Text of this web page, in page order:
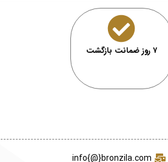
۷ روز ضمانت بازگشت
info{@}bronzila.com